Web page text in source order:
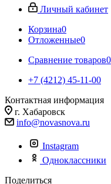
Личный кабинет
Корзина0
Отложенные0
Сравнение товаров0
+7 (4212) 45-11-00
Контактная информация
г. Хабаровск
info@novasnova.ru
Instagram
Одноклассники
Поделиться